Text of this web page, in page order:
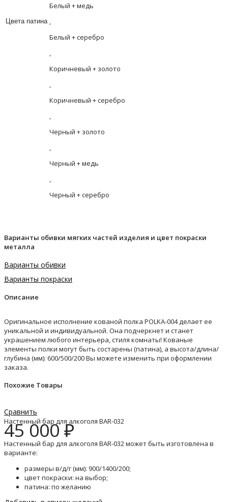
Цвета патина
Белый + медь
,
Белый + серебро
,
Коричневый + золото
,
Коричневый + серебро
,
Черный + золото
,
Черный + медь
,
Черный + серебро
Варианты обивки мягких частей изделия и цвет покраски
металла
Варианты обивки
Варианты покраски
Описание
Оригинальное исполнение кованой полка POLKA-004 делает ее
уникальной и индивидуальной. Она подчеркнет и станет
украшением любого интерьера, стиля комнаты! Кованые
элементы полки могут быть состарены (патина), а высота/длина/
глубина (мм): 600/500/200 Вы можете изменить при оформлении
заказа.
Похожие Товары
Сравнить
Настенный бар для алкоголя BAR-032
45 000₽
Настенный бар для алкоголя BAR-032 может быть изготовлена в
варианте:
размеры в/д/г (мм): 900/1400/200;
цвет покраски: на выбор;
патина: по желанию